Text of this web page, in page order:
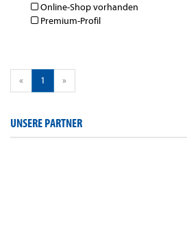
Online-Shop vorhanden
Premium-Profil
« 1 »
UNSERE PARTNER